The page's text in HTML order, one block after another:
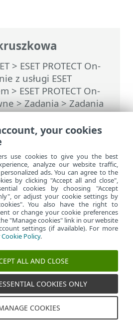
> ESET PROTECT On-
z usługi ESET
> ESET PROTECT On-
>Zadania>Zadania
izolację komputera od
internetową dla
s
Zarządzaj plikami cookie
Polityka dotycząca plików
your cookies
use cookies to give you the best
analyze our website traffic,
ads. You can agree to the
by clicking "Accept all and close",
cookies by choosing "Accept
or adjust your cookie settings by
You also have the right to
or change your cookie preferences
"Manage cookies" link in our website
settings (if available). For more
Cookie Policy.
ALL AND CLOSE
COOKIES ONLY
COOKIES